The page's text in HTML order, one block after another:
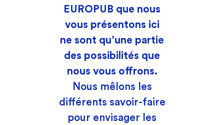
EUROPUB que nous
vous présentons ici
ne sont qu’une partie
des possibilités que
nous vous offrons.
Nous mêlons les
différents savoir-faire
pour envisager les